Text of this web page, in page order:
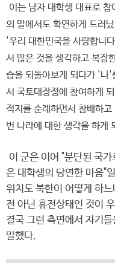
이는 남자 대학생 대표로
의 말에서도 확연하게 드러
'우리 대한민국을 사랑합니
서 많은 것을 생각하고 복잡
습을 되돌아보게 되다가 '나'
서 국토대장정에 참여하게
적지를 순례하면서 참배하
번 나라에 대한 생각을 하게
이 군은 이어 "분단된 국
은 대학생의 당연한 마음"
위치도 북한이 어떻게 하
전 아닌 휴전상태인 것이
결국 그런 측면에서 자기
말했다.